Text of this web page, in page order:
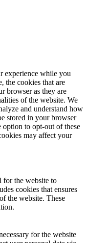
experience while you
the cookies that are
browser as they are
of the website. We
and understand how
stored in your browser
to opt-out of these
may affect your
for the website to
cookies that ensures
the website. These
for the website